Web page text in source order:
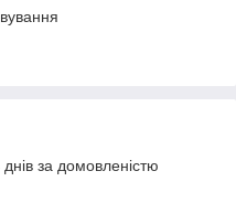
за домовленістю